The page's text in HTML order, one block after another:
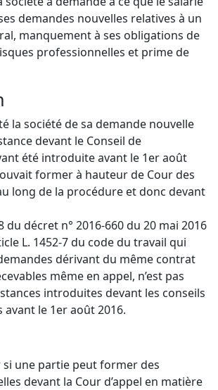
demandes nouvelles relatives à un
manquement à ses obligations de
professionnelles et prime de
la société de sa demande nouvelle
devant le Conseil de
été introduite avant le 1er août
former à hauteur de Cour des
long de la procédure et donc devant
du décret n° 2016-660 du 20 mai 2016
L. 1452-7 du code du travail qui
dérivant du même contrat
même en appel, n’est pas
introduites devant les conseils
avant le 1er août 2016.
une partie peut former des
devant la Cour d’appel en matière